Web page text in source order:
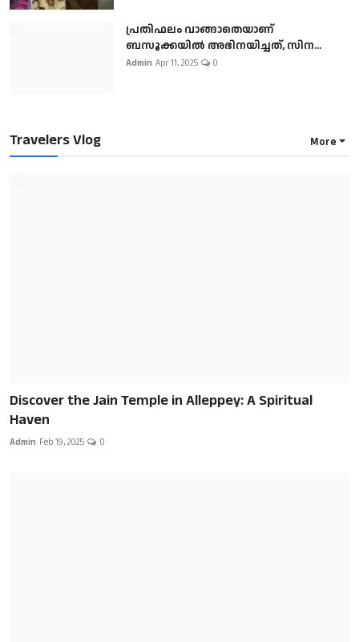
പ്രതിഫലം വാങ്ങാതെയാണ്
ബസൂക്കയില്‍ അഭിനയിച്ചത്, സിന...
Admin Apr 11, 2025 0
Travelers Vlog More
Discover the Jain Temple in Alleppey: A Spiritual
Haven
Admin Feb 19, 2025 0